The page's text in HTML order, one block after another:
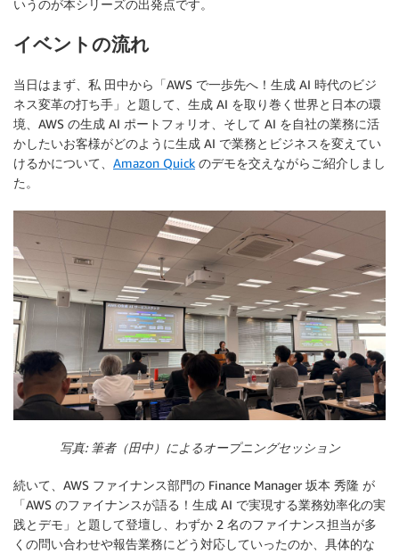
いうのが本シリーズの出発点です。
イベントの流れ
当日はまず、私 田中から「AWS で一歩先へ！生成 AI 時代のビジ
ネス変革の打ち手」と題して、生成 AI を取り巻く世界と日本の環
境、AWS の生成 AI ポートフォリオ、そして AI を自社の業務に活
かしたいお客様がどのように生成 AI で業務とビジネスを変えてい
けるかについて、 Amazon Quick のデモを交えながらご紹介しまし
た。
写真: 筆者（田中）によるオープニングセッション
続いて、AWS ファイナンス部門の Finance Manager 坂本 秀隆 が
「AWS のファイナンスが語る！生成 AI で実現する業務効率化の実
践とデモ」と題して登壇し、わずか 2 名のファイナンス担当が多
くの問い合わせや報告業務にどう対応していったのか、具体的な